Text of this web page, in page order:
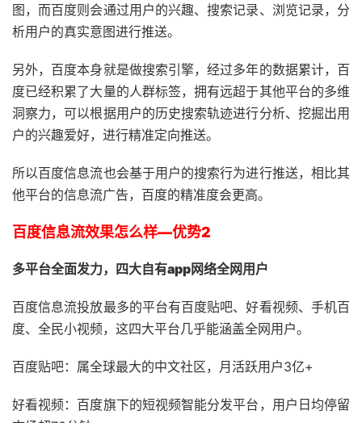
图，而百度则会通过用户的兴趣、搜索记录、浏览记录，分
析用户的真实意图进行推送。
另外，百度本身就是做搜索引擎，经过多年的数据累计，百
度已经积累了大量的人群标签，拥有远超于其他平台的多维
洞察力，可以根据用户的历史搜索轨迹进行分析、挖掘出用
户的兴趣爱好，进行精准定向推送。
所以百度信息流也会基于用户的搜索行为进行推送，相比其
他平台的信息流广告，百度的精准度会更高。
百度信息流效果怎么样—优势2
多平台全面发力，四大自有app网络全网用户
百度信息流投放最多的平台有百度贴吧、好看视频、手机百
度、全民小视频，这四大平台几乎能涵盖全网用户。
百度贴吧：属全球最大的中文社区，月活跃用户3亿+
好看视频：百度旗下的短视频智能分发平台，用户日均停留